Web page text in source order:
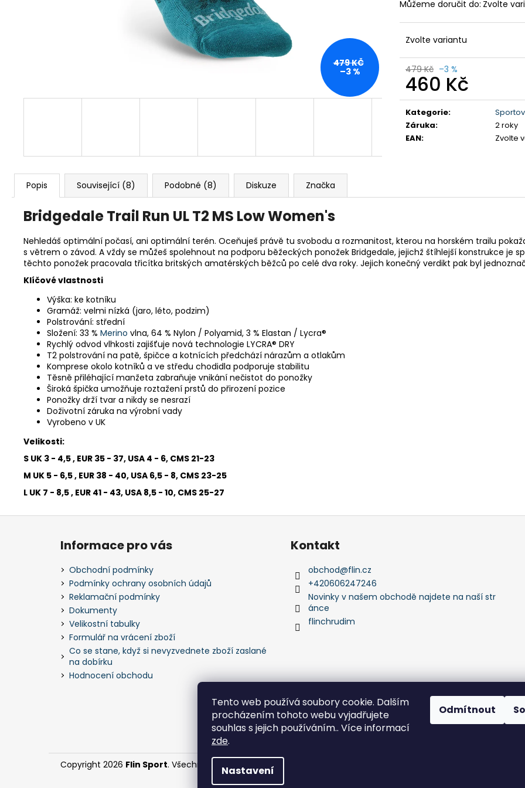
Tento web používá soubory cookie. Dalším
procházením tohoto webu vyjadřujete
souhlas s jejich používáním.. Více informací
zde.
Nastavení
Odmítnout
Můžeme doručit do: Zvolte
Zvolte variantu
479 Kč –3 %
460 Kč
Měrná
cena:
Kategorie:
Záruka:
2 roky
EAN: Zvolte
479 KČ
–3 %
Popis Související (8) Podobné (8) Diskuze Značka
BridgedaleTrail Run UL T2 MS Low Women's
Nehledáš optimální počasí, ani optimální terén. Oceňuješ právě tu svobodu a rozmanitost, kterou na horském trailu
s větrem o závod. A vždy se můžeš spolehnout na podporu běžeckých ponožek Bridgedale, jejichž štíhlejší konstrukce je
těchto ponožek pracovala třicítka britských amatérských běžců po celé dva roky. Jejich konečný verdikt pak byl
Klíčové vlastnosti
Výška: ke kotníku
Gramáž: velmi nízká (jaro, léto, podzim)
Polstrování: střední
Složení: 33 % Merino vlna, 64 % Nylon / Polyamid, 3 % Elastan / Lycra®
Rychlý odvod vlhkosti zajišťuje nová technologie LYCRA® DRY
T2 polstrování na patě, špičce a kotnících předchází nárazům a otlakům
Komprese okolo kotníků a ve středu chodidla podporuje stabilitu
Těsně přiléhající manžeta zabraňuje vnikání nečistot do ponožky
Široká špička umožňuje roztažení prstů do přirození pozice
Ponožky drží tvar a nikdy se nesrazí
Doživotní záruka na výrobní vady
Vyrobeno v UK
Velikosti:
S UK 3 - 4,5 , EUR 35 - 37, USA 4 - 6, CMS 21-23
M UK 5 - 6,5 , EUR 38 - 40, USA 6,5 - 8, CMS 23-25
L UK 7 - 8,5 , EUR 41 - 43, USA 8,5 - 10, CMS 25-27
MAC IN A SAC ORIGIN OCEAN BLUE
DÁMSKÉ BAVLNĚNÉ TRIKO GTS
TYRKYSOVÉ
299 Kč
Původně:
PÁNSKÉ
Z
Informace pro vás
Obchodní podmínky
Podmínky ochrany osobních údajů
Reklamační podmínky
Dokumenty
Velikostní tabulky
Formulář na vrácení zboží
Co se stane, když si nevyzvednete zboží zaslané
na dobírku
Hodnocení obchodu
Kontakt
obchod@flin.cz
+420606247246
Novinky v našem obchodě najdete na naší str
ánce
flinchrudim
Flin Sport
Copyright 2026 Flin Sport. Všechna práva vyhrazena.